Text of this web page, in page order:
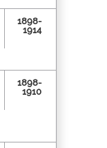
1898-
1914
1898-
1910